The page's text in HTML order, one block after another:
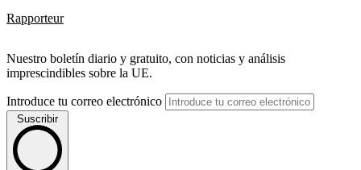
Rapporteur
Nuestro boletín diario y gratuito, con noticias y análisis
imprescindibles sobre la UE.
Introduce tu correo electrónico
Suscribir